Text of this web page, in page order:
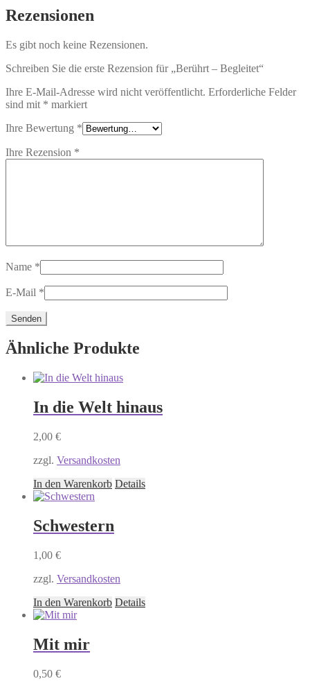
Rezensionen
Es gibt noch keine Rezensionen.
Schreiben Sie die erste Rezension für „Berührt – Begleitet“
Ihre E-Mail-Adresse wird nicht veröffentlicht. Erforderliche Felder
sind mit * markiert
Ihre Bewertung *
Ihre Rezension *
Name *
E-Mail *
Ähnliche Produkte
In die Welt hinaus
2,00 €
zzgl. Versandkosten
In den Warenkorb Details
Schwestern
1,00 €
zzgl. Versandkosten
In den Warenkorb Details
Mit mir
0,50 €